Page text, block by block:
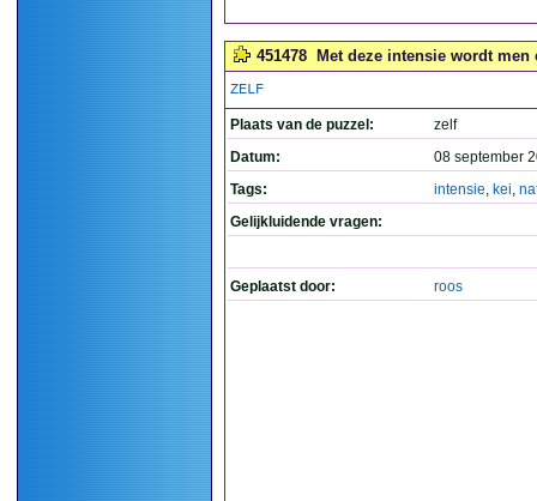
451478 Met deze intensie wordt
ZELF
Plaats van de puzzel:
zelf
Datum:
08 september
Tags:
intensie, kei,
Gelijkluidende vragen:
Geplaatst door: roos